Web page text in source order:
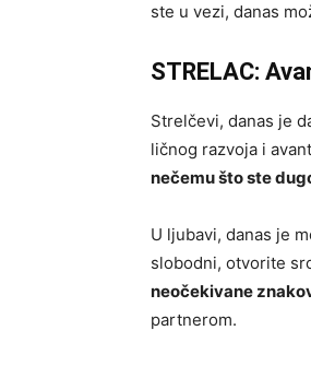
ste u vezi, danas
STRELAC:
Strelčevi, danas je
ličnog razvoja i
nečemu što ste
U ljubavi, danas je
slobodni, otvorite
neočekivane
partnerom.